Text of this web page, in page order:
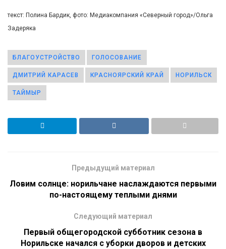
текст: Полина Бардик, фото: Медиакомпания «Северный город»/Ольга
Задеряка
БЛАГОУСТРОЙСТВО ГОЛОСОВАНИЕ
ДМИТРИЙ КАРАСЕВ КРАСНОЯРСКИЙ КРАЙ НОРИЛЬСК
ТАЙМЫР
Предыдущий материал
Ловим солнце: норильчане наслаждаются первыми
по-настоящему теплыми днями
Следующий материал
Первый общегородской субботник сезона в
Норильске начался с уборки дворов и детских